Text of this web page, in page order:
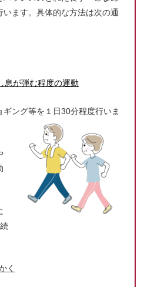
ます。具体的な方法は次の通
が弾む程度の運動
ギング等を１日30分程度行いま
く